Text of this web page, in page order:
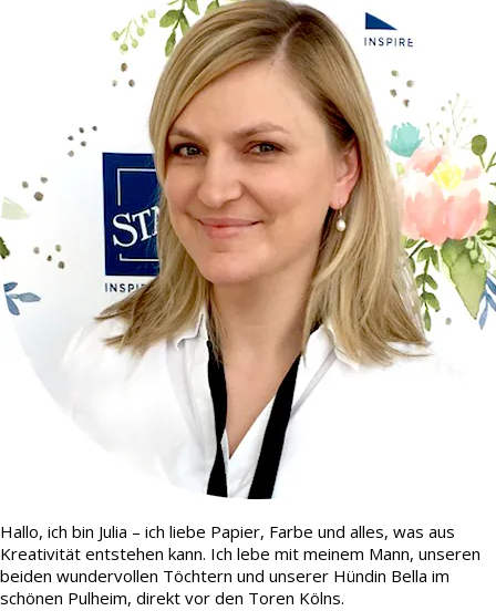
Hallo, ich bin Julia – ich liebe Papier, Farbe und alles, was aus
Kreativität entstehen kann. Ich lebe mit meinem Mann, unseren
beiden wundervollen Töchtern und unserer Hündin Bella im
schönen Pulheim, direkt vor den Toren Kölns.